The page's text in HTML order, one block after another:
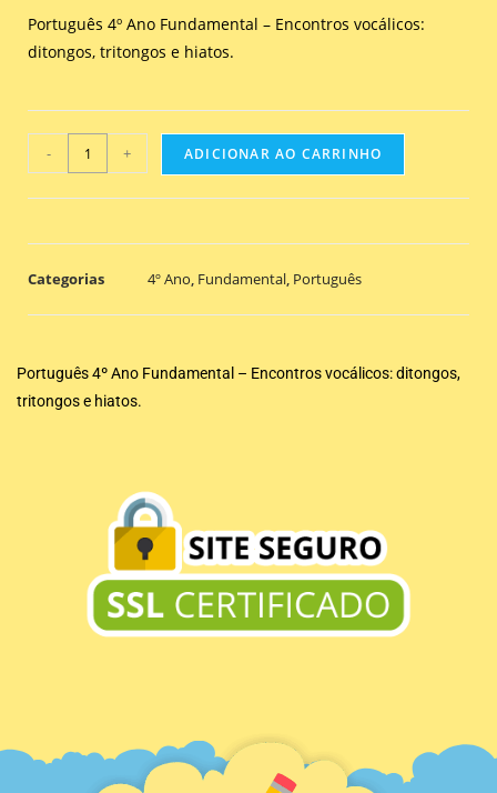
Português 4º Ano Fundamental – Encontros vocálicos:
ditongos, tritongos e hiatos.
- + ADICIONAR AO CARRINHO
Categorias 4º Ano, Fundamental, Português
Português 4º Ano Fundamental – Encontros vocálicos: ditongos,
tritongos e hiatos.